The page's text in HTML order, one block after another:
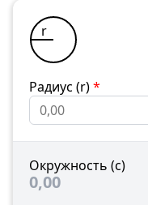
r
Радиус (r)*
Окружность (c)
0,00